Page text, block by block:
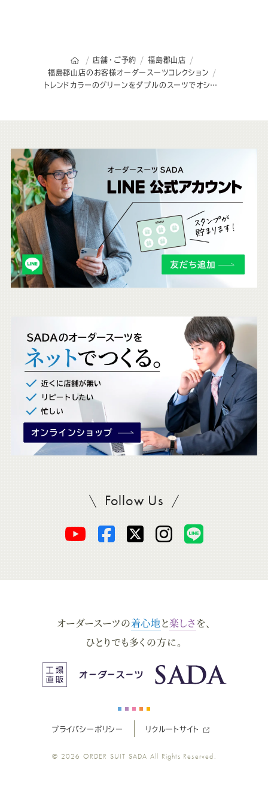
オーダースーツSADAのトップページ
店舗・ご予約
福島郡山店
福島郡山店のお客様オーダースーツコレクション
トレンドカラーのグリーンをダブルのスーツでオシャレにスッキリと着こなす
こ
ち
ら
も
チ
ェ
Follow UsSADAをフォロー
オ
ー
ス
ツ
オ
ー
ス
ー
オ
ー
ス
ー
ツ
オ
ー
ス
ツ
ス
ツ
オーダースーツの着心地と楽しさ を、
ひとりでも多くの方に。
プライバシーポリシー リクルートサイト
© 2026 ORDER SUIT SADA All Rights Reserved.